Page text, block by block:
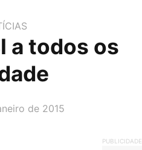
a todos os
de 2015
PUBLICIDADE